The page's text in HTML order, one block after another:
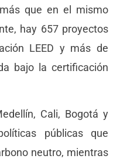
que en el mismo
hay 657 proyectos
LEED y más de
bajo la certificación
Cali, Bogotá y
públicas que
neutro, mientras